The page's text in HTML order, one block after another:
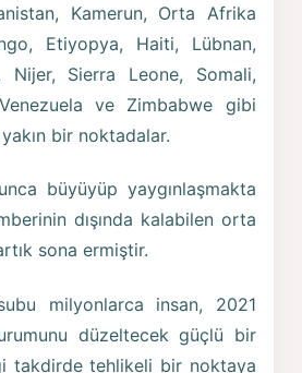
Kamerun, Orta Afrika
Etiyopya, Haiti, Lübnan,
Nijer, Sierra Leone, Somali,
ve Zimbabwe gibi
bir noktadalar.
büyüyüp yaygınlaşmakta
dışında kalabilen orta
sona ermiştir.
milyonlarca insan, 2021
düzeltecek güçlü bir
takdirde tehlikeli bir noktaya